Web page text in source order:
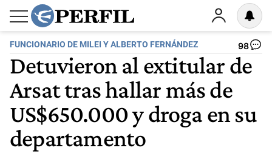
FUNCIONARIO DE MILEI Y ALBERTO FERNÁNDEZ 98
Detuvieron al extitular de
Arsat tras hallar más de
US$650.000 y droga en su
departamento